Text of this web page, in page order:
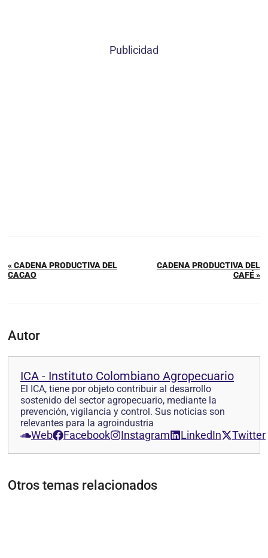
Publicidad
« CADENA PRODUCTIVA DEL
CACAO
CADENA PRODUCTIVA DEL
CAFÉ »
Autor
ICA - Instituto Colombiano Agropecuario
El ICA, tiene por objeto contribuir al desarrollo
sostenido del sector agropecuario, mediante la
prevención, vigilancia y control. Sus noticias son
relevantes para la agroindustria
Web Facebook Instagram LinkedIn Twitter
Otros temas relacionados